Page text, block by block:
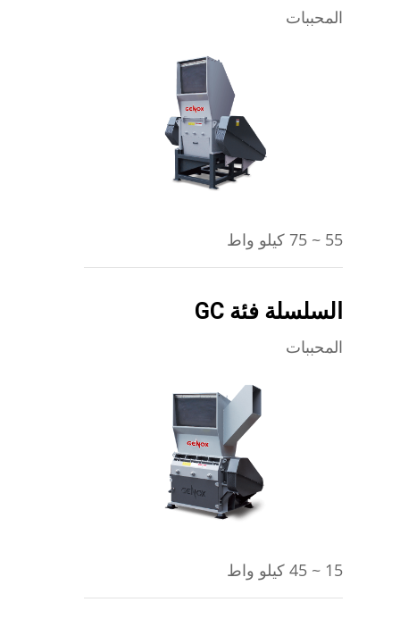
المحببات
55 ~ 75 كيلو واط
السلسلة فئة GC
المحببات
15 ~ 45 كيلو واط